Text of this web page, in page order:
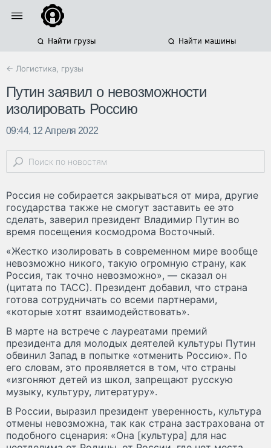
Найти грузы Найти машины
← Логистика, грузы
Путин заявил о невозможности
изолировать Россию
09:44, 12 Апреля 2022
Россия не собирается закрываться от мира, другие
государства также не смогут заставить ее это
сделать, заверил президент Владимир Путин во
время посещения космодрома Восточный.
«Жестко изолировать в современном мире вообще
невозможно никого, такую огромную страну, как
Россия, так точно невозможно», — сказал он
(цитата по ТАСС). Президент добавил, что страна
готова сотрудничать со всеми партнерами,
«которые хотят взаимодействовать».
В марте на встрече с лауреатами премий
президента для молодых деятелей культуры Путин
обвинил Запад в попытке «отменить Россию». По
его словам, это проявляется в том, что страны
«изгоняют детей из школ, запрещают русскую
музыку, культуру, литературу».
В России, выразил президент уверенность, культура
отмены невозможна, так как страна застрахована от
подобного сценария: «Она [культура] для нас